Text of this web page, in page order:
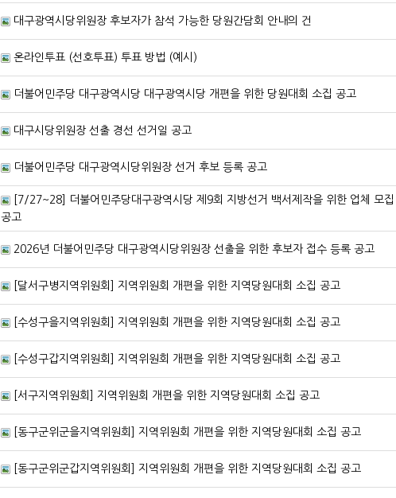
대구광역시당위원장 후보자가 참석 가능한 당원간담회 안내의 건
온라인투표 (선호투표) 투표 방법 (예시)
더불어민주당 대구광역시당 대구광역시당 개편을 위한 당원대회 소집 공고
대구시당위원장 선출 경선 선거일 공고
더불어민주당 대구광역시당위원장 선거 후보 등록 공고
[7/27~28] 더불어민주당대구광역시당 제9회 지방선거 백서제작을 위한 업체 모집
공고
2026년 더불어민주당 대구광역시당위원장 선출을 위한 후보자 접수 등록 공고
[달서구병지역위원회] 지역위원회 개편을 위한 지역당원대회 소집 공고
[수성구을지역위원회] 지역위원회 개편을 위한 지역당원대회 소집 공고
[수성구갑지역위원회] 지역위원회 개편을 위한 지역당원대회 소집 공고
[서구지역위원회] 지역위원회 개편을 위한 지역당원대회 소집 공고
[동구군위군을지역위원회] 지역위원회 개편을 위한 지역당원대회 소집 공고
[동구군위군갑지역위원회] 지역위원회 개편을 위한 지역당원대회 소집 공고